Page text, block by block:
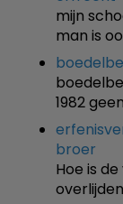
mijn
man is
1982
broer
Hoe is